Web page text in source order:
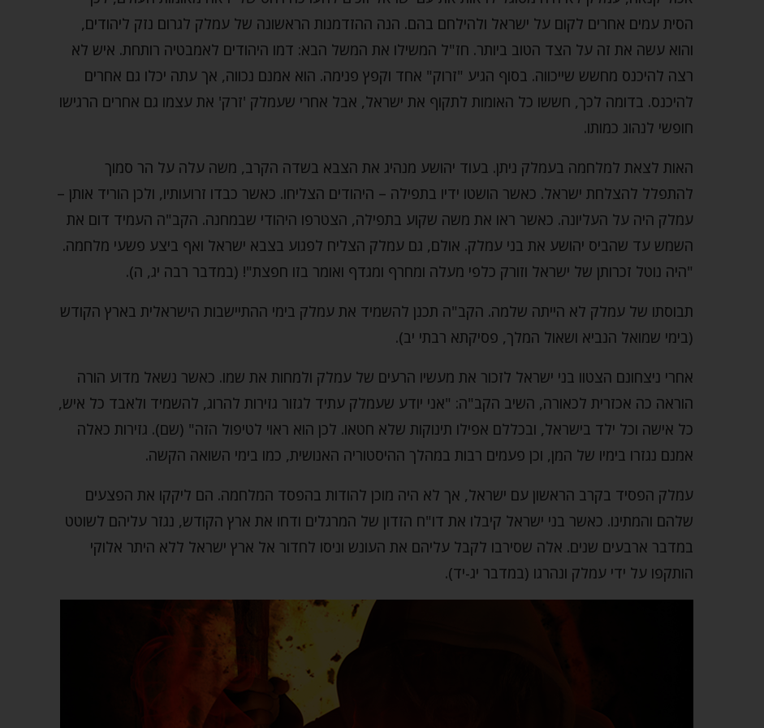
הסית עמים אחרים לקום על ישראל ולהילחם בהם. הנה ההזדמנות הראשונה של עמלק לגרום נזק ליהודים,
והוא עשה את זה על הצד הטוב ביותר. חז"ל המשילו את המשל הבא: דמו היהודים לאמבטיה רותחת. איש לא
רצה להיכנס מחשש שייכווה. בסוף הגיע "זרוק" אחד וקפץ פנימה. הוא אמנם נכווה, אך עתה יכלו גם אחרים
להיכנס. בדומה לכך, חששו כל האומות לתקוף את ישראל, אבל אחרי שעמלק 'זרק' את עצמו גם אחרים הרגישו
חופשי לנהוג כמותו.
האות לצאת למלחמה בעמלק ניתן. בעוד יהושע מנהיג את הצבא בשדה הקרב, משה עלה על הר סמוך
להתפלל להצלחת ישראל. כאשר הושטו ידיו בתפילה – היהודים הצליחו. כאשר כבדו זרועותיו, ולכן הוריד אותן –
עמלק היה על העליונה. כאשר ראו את משה שקוע בתפילה, הצטרפו היהודי שבמחנה. הקב"ה העמיד דום את
השמש עד שהביס יהושע את בני עמלק. אולם, גם עמלק הצליח לפגוע בצבא ישראל ואף ביצע פשעי מלחמה.
"היה נוטל זכרותן של ישראל וזורק כלפי מעלה ומחרף ומגדף ואומר בזו חפצת"! (במדבר רבה יג, ה).
תבוסתו של עמלק לא הייתה שלמה. הקב"ה תכנן להשמיד את עמלק בימי ההתיישבות הישראלית בארץ הקודש
(בימי שמואל הנביא ושאול המלך, פסיקתא רבתי יב).
אחרי ניצחונם הצטוו בני ישראל לזכור את מעשיו הרעים של עמלק ולמחות את שמו. כאשר נשאל מדוע הורה
הוראה כה אכזרית לכאורה, השיב הקב"ה: "אני יודע שעמלק עתיד לגזור גזירות להרוג, להשמיד ולאבד כל איש,
כל אישה וכל ילד בישראל, ובכללם אפילו תינוקות שלא חטאו. לכן הוא ראוי לטיפול הזה" (שם). גזירות כאלה
אמנם נגזרו בימיו של המן, וכן פעמים רבות במהלך ההיסטוריה האנושית, כמו בימי השואה הקשה.
עמלק הפסיד בקרב הראשון עם ישראל, אך לא היה מוכן להודות בהפסד המלחמה. הם ליקקו את הפצעים
שלהם והמתינו. כאשר בני ישראל קיבלו את דו"ח הזדון של המרגלים ודחו את ארץ הקודש, נגזר עליהם לשוטט
במדבר ארבעים שנים. אלה שסירבו לקבל עליהם את העונש וניסו לחדור אל ארץ ישראל ללא היתר אלוקי
הותקפו על ידי עמלק ונהרגו (במדבר יג-יד).